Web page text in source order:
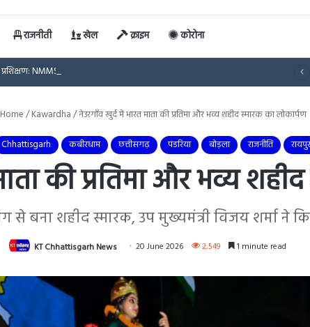
राजनीती खेल क्राइम कोरोना
/ Kawardha/नेउरगाँव खुर्द में भारत माता की प्रतिमा और भव्य शहीद स्मारक का लोकार्पण
Chhattisgarh कबीरधाम छत्तीसगढ़ पंडरिया बोड़ला राजनीति रायपुर
की प्रतिमा और भव्य
से बना शहीद स्मारक, उप मुख्यमंत्री विजय शर्मा ने
KT Chhattisgarh News 20 June 2026 2,549 1 minute read